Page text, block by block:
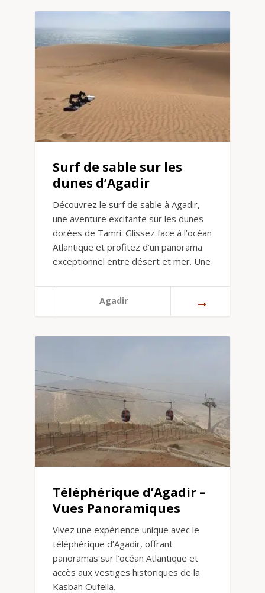
Surf de sable sur les
dunes d’Agadir
Découvrez le surf de sable à Agadir,
une aventure excitante sur les dunes
dorées de Tamri. Glissez face à l’océan
Atlantique et profitez d’un panorama
exceptionnel entre désert et mer. Une
Agadir
Téléphérique d’Agadir –
Vues Panoramiques
Vivez une expérience unique avec le
téléphérique d’Agadir, offrant
panoramas sur l’océan Atlantique et
accès aux vestiges historiques de la
Kasbah Oufella.